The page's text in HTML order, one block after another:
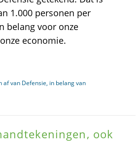
1.000 personen per
belang voor onze
economie.
af van Defensie, in belang van
ook